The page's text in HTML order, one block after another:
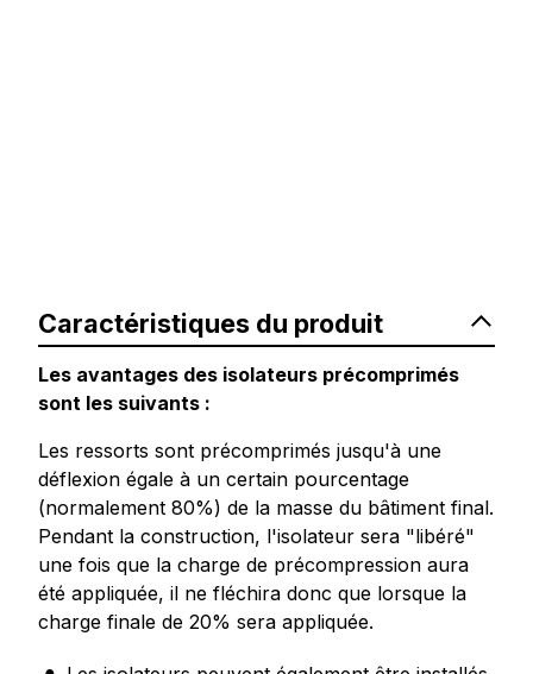
Caractéristiques du produit
Les avantages des isolateurs précomprimés
sont les suivants :
Les ressorts sont précomprimés jusqu'à une
déflexion égale à un certain pourcentage
(normalement 80%) de la masse du bâtiment final.
Pendant la construction, l'isolateur sera "libéré"
une fois que la charge de précompression aura
été appliquée, il ne fléchira donc que lorsque la
charge finale de 20% sera appliquée.